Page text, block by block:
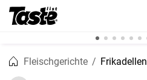
Fleischgerichte Frikadellen